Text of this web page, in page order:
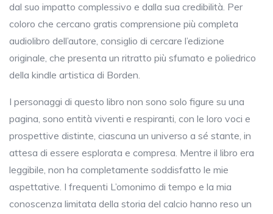
dal suo impatto complessivo e dalla sua credibilità. Per
coloro che cercano gratis comprensione più completa
audiolibro dell’autore, consiglio di cercare l’edizione
originale, che presenta un ritratto più sfumato e poliedrico
della kindle artistica di Borden.
I personaggi di questo libro non sono solo figure su una
pagina, sono entità viventi e respiranti, con le loro voci e
prospettive distinte, ciascuna un universo a sé stante, in
attesa di essere esplorata e compresa. Mentre il libro era
leggibile, non ha completamente soddisfatto le mie
aspettative. I frequenti L’omonimo di tempo e la mia
conoscenza limitata della storia del calcio hanno reso un